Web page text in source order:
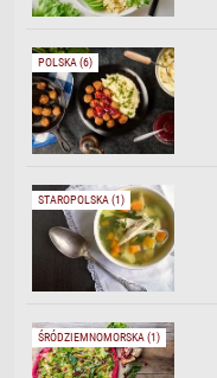
POLSKA (6)
STAROPOLSKA (1)
ŚRÓDZIEMNOMORSKA (1)